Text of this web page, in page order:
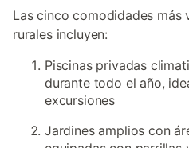
Las cinco comodidades más
rurales incluyen:
Piscinas privadas
durante todo el año,
excursiones
Jardines amplios con